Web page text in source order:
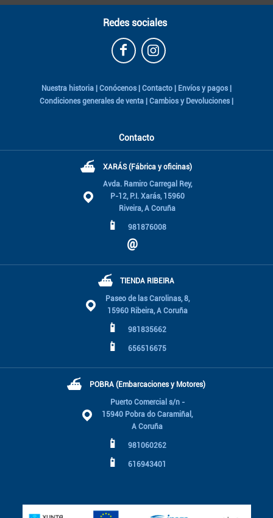
Redes sociales
Nuestra historia | Conócenos | Contacto | Envíos y pagos |
Condiciones generales de venta | Cambios y Devoluciones |
Contacto
⛴ XARÁS (Fábrica y oficinas)
Avda. Ramiro Carregal Rey,
P-12, P.I. Xarás, 15960
Riveira, A Coruña
📱 981876008
@
⛴ TIENDA RIBEIRA
Paseo de las Carolinas, 8,
15960 Ribeira, A Coruña
📱 981835662
📱 656516675
⛴ POBRA (Embarcaciones y Motores)
Puerto Comercial s/n -
15940 Pobra do Caramiñal,
A Coruña
📱 981060262
📱 616943401